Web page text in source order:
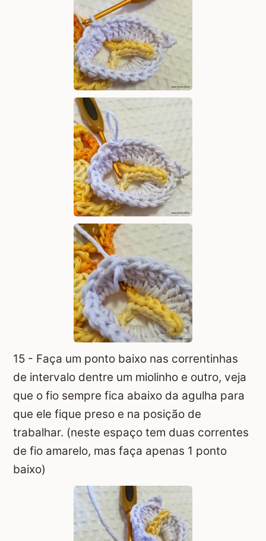
15 - Faça um ponto baixo nas correntinhas
de intervalo dentre um miolinho e outro, veja
que o fio sempre fica abaixo da agulha para
que ele fique preso e na posição de
trabalhar. (neste espaço tem duas correntes
de fio amarelo, mas faça apenas 1 ponto
baixo)